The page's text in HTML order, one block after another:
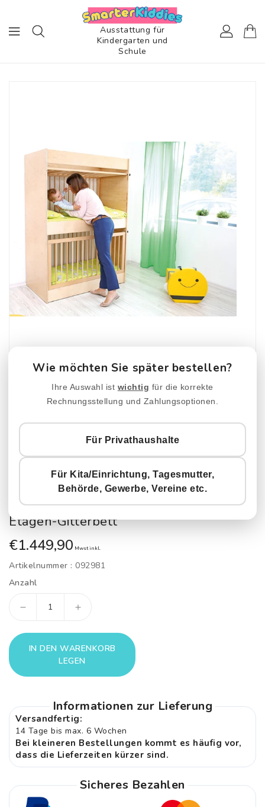
Ausstattung für
Kindergarten und
Schule
Etagen-Gitterbett
Normaler
€1.449,90 Mwst inkl.
Artikelnummer : 092981
Anzahl
Verringere
die
Menge
Etagen-
Erhöhe
die
Menge
für
Etagen-
IN DEN WARENKORB
LEGEN
Informationen zur Lieferung
Versandfertig:
14 Tage bis max. 6 Wochen
Bei kleineren Bestellungen kommt es häufig vor,
dass die Lieferzeiten kürzer sind.
Sicheres Bezahlen
Wie möchten Sie später bestellen?
Ihre Auswahl ist wichtig für die korrekte
Rechnungsstellung und Zahlungsoptionen.
Für Privathaushalte
Für Kita/Einrichtung, Tagesmutter,
Behörde, Gewerbe, Vereine etc.